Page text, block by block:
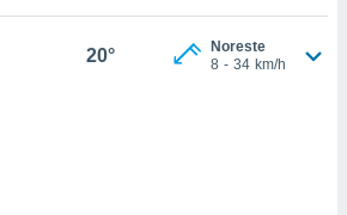
20°
Noreste
8 - 34 km/h